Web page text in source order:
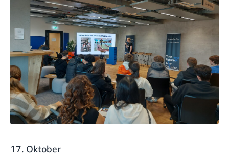
17. Oktober